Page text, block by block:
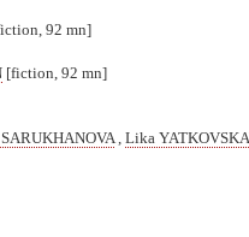
92 mn]
[fiction, 92 mn]
Lika